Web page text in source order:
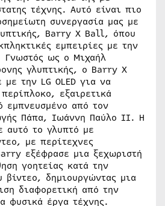
τέχνης. Αυτό είναι πιο
συνεργασία μας με
Barry X Ball, όπου
εμπειρίες με την
Γνωστός ως ο Μιχαήλ
γλυπτικής, ο Barry X
την LG OLED για να
εξαιρετικά
εμπνευσμένο από τον
Πάπα, Ιωάννη Παύλο ΙΙ. Η
αυτό το γλυπτό με
με περίτεχνες
εξέφρασε μια ξεχωριστή
γοητείας κατά την
βίντεο, δημιουργώντας μια
διαφορετική από την
φυσικά έργα τέχνης.